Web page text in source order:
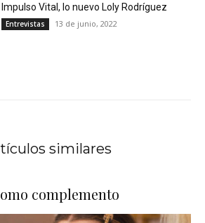
Impulso Vital, lo nuevo Loly Rodríguez
Entrevistas 13 de junio, 2022
similares
complemento